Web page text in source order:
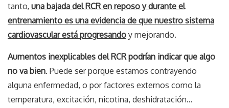
tanto, una bajada del RCR en reposo y durante el
entrenamiento es una evidencia de que nuestro sistema
cardiovascular está progresando y mejorando.
Aumentos inexplicables del RCR podrían indicar que algo
no va bien. Puede ser porque estamos contrayendo
alguna enfermedad, o por factores externos como la
temperatura, excitación, nicotina, deshidratación…